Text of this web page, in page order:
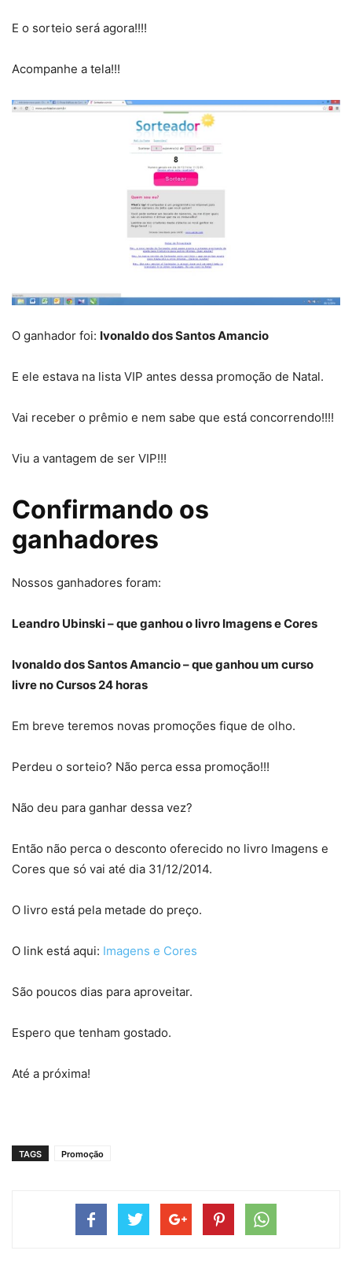
E o sorteio será agora!!!!
Acompanhe a tela!!!
O ganhador foi: Ivonaldo dos Santos Amancio
E ele estava na lista VIP antes dessa promoção de Natal.
Vai receber o prêmio e nem sabe que está concorrendo!!!!
Viu a vantagem de ser VIP!!!
Confirmando os
ganhadores
Nossos ganhadores foram:
Leandro Ubinski – que ganhou o livro Imagens e Cores
Ivonaldo dos Santos Amancio – que ganhou um curso
livre no Cursos 24 horas
Em breve teremos novas promoções fique de olho.
Perdeu o sorteio? Não perca essa promoção!!!
Não deu para ganhar dessa vez?
Então não perca o desconto oferecido no livro Imagens e
Cores que só vai até dia 31/12/2014.
O livro está pela metade do preço.
O link está aqui: Imagens e Cores
São poucos dias para aproveitar.
Espero que tenham gostado.
Até a próxima!
TAGS Promoção